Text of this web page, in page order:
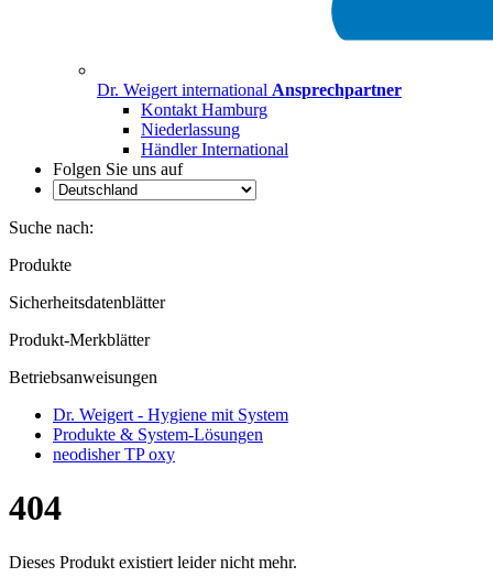
Dr. Weigert international Ansprechpartner
Kontakt Hamburg
Niederlassung
Händler International
Folgen Sie uns auf
Suche nach:
Produkte
Sicherheitsdatenblätter
Produkt-Merkblätter
Betriebsanweisungen
Dr. Weigert - Hygiene mit System
Produkte & System-Lösungen
neodisher TP oxy
404
Dieses Produkt existiert leider nicht mehr.